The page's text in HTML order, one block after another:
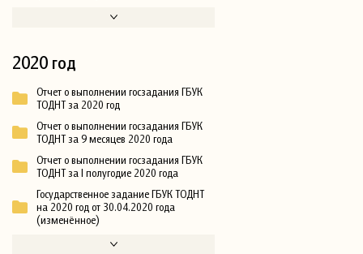
2020 год
Отчет о выполнении госзадания ГБУК
ТОДНТ за 2020 год
Отчет о выполнении госзадания ГБУК
ТОДНТ за 9 месяцев 2020 года
Отчет о выполнении госзадания ГБУК
ТОДНТ за I полугодие 2020 года
Государственное задание ГБУК ТОДНТ
на 2020 год от 30.04.2020 года
(изменённое)